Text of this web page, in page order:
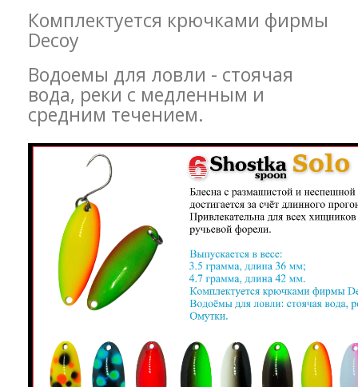
Комплектуется крючками фирмы
Decoy
Водоемы для ловли - стоячая
вода, реки с медленным и
средним течением.